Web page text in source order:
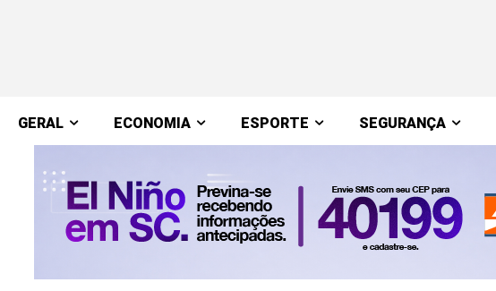
GERAL ECONOMIA ESPORTE SEGURANÇA